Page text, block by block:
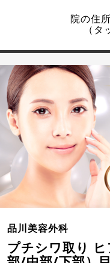
院の住
（タ
品川美容外科
プチシワ取り